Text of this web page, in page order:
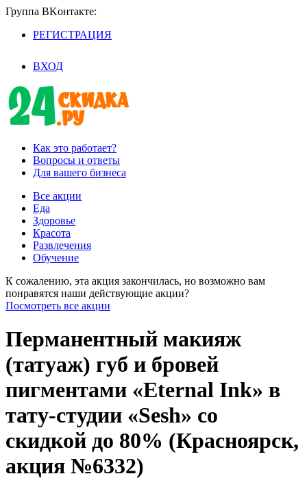
Группа BKoнтaктe:
РЕГИСТРАЦИЯ
ВХОД
Как это работает?
Вопросы и ответы
Для вашего бизнеса
Все акции
Еда
Здоровье
Красота
Развлечения
Обучение
К сожалению, эта акция закончилась, но возможно вам
понравятся наши действующие акции?
Посмотреть все акции
Перманентный макияж
(татуаж) губ и бровей
пигментами «Eternal Ink» в
тату-студии «Sesh» со
скидкой до 80% (Красноярск,
акция №6332)